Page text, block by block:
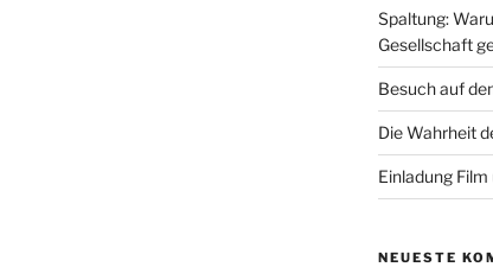
Spaltung:
Gesellschaft
Besuch auf
Die Wahrheit
Einladung
NEUESTE